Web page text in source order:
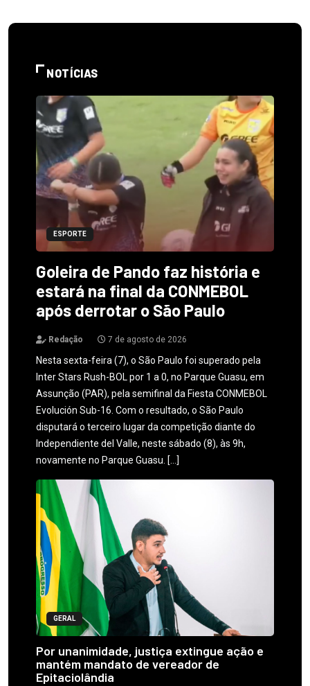
NOTÍCIAS
ESPORTE
Goleira de Pando faz história e
estará na final da CONMEBOL
após derrotar o São Paulo
Redação 7 de agosto de 2026
Nesta sexta-feira (7), o São Paulo foi superado pela
Inter Stars Rush-BOL por 1 a 0, no Parque Guasu, em
Assunção (PAR), pela semifinal da Fiesta CONMEBOL
Evolución Sub-16. Com o resultado, o São Paulo
disputará o terceiro lugar da competição diante do
Independiente del Valle, neste sábado (8), às 9h,
novamente no Parque Guasu. […]
GERAL
Por unanimidade, justiça extingue ação e
mantém mandato de vereador de
Epitaciolândia